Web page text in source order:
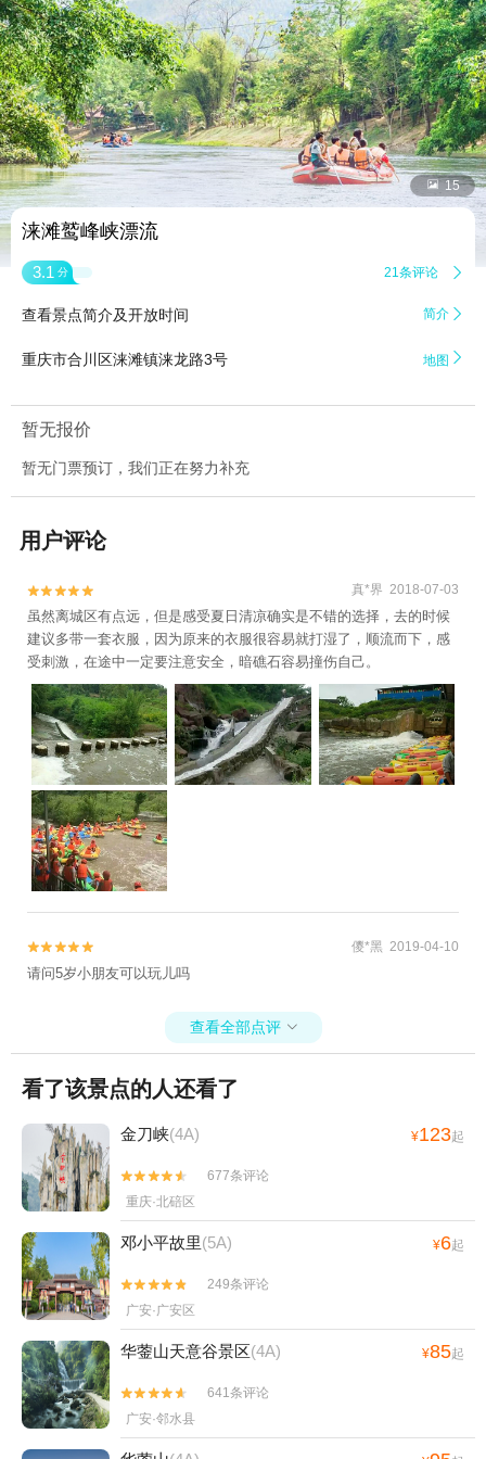
 15
涞滩鹫峰峡漂流
3.1 分 21条评论 
查看景点简介及开放时间 简介 
重庆市合川区涞滩镇涞龙路3号 地图 
暂无报价
暂无门票预订，我们正在努力补充
用户评论

 真*界 2018-07-03
虽然离城区有点远，但是感受夏日清凉确实是不错的选择，去的时候
建议多带一套衣服，因为原来的衣服很容易就打湿了，顺流而下，感
受刺激，在途中一定要注意安全，暗礁石容易撞伤自己。

 儍*黑 2019-04-10
请问5岁小朋友可以玩儿吗
查看全部点评 
看了该景点的人还看了
金刀峡(4A) ¥123起


677条评论
重庆·北碚区
邓小平故里(5A) ¥6起


249条评论
广安·广安区
华蓥山天意谷景区(4A) ¥85起


641条评论
广安·邻水县
